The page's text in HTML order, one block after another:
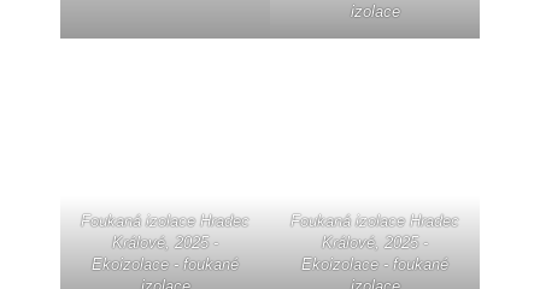
izolace
Foukaná izolace Hradec
Králové, 2025 -
Ekoizolace - foukané
Foukaná izolace Hradec
Králové, 2025 -
Ekoizolace - foukané